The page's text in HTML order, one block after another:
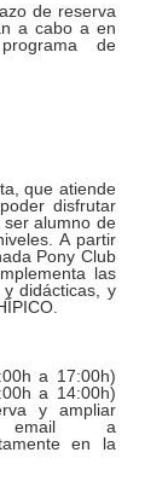
de reserva
a cabo a en
de
que atiende
disfrutar
alumno de
A partir
Pony Club
las
didácticas, y
a 17:00h)
a 14:00h)
y ampliar
email a
en la